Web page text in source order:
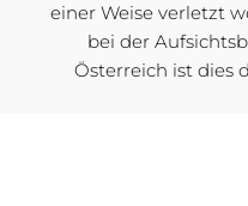
einer Weise verletzt
bei der
Österreich ist dies